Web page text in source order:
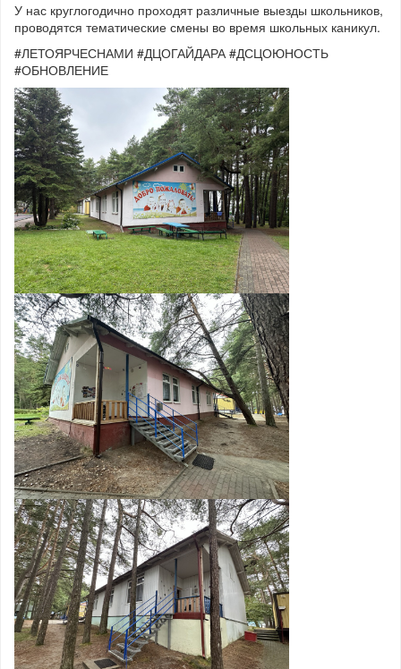
У нас круглогодично проходят различные выезды школьников,
проводятся тематические смены во время школьных каникул.
#ЛЕТОЯРЧЕСНАМИ #ДЦОГАЙДАРА #ДСЦОЮНОСТЬ
#ОБНОВЛЕНИЕ